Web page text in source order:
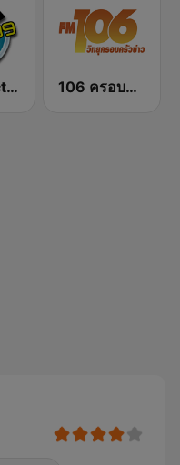
FM 99 Active Radio 106 ครอบครัวข่าว